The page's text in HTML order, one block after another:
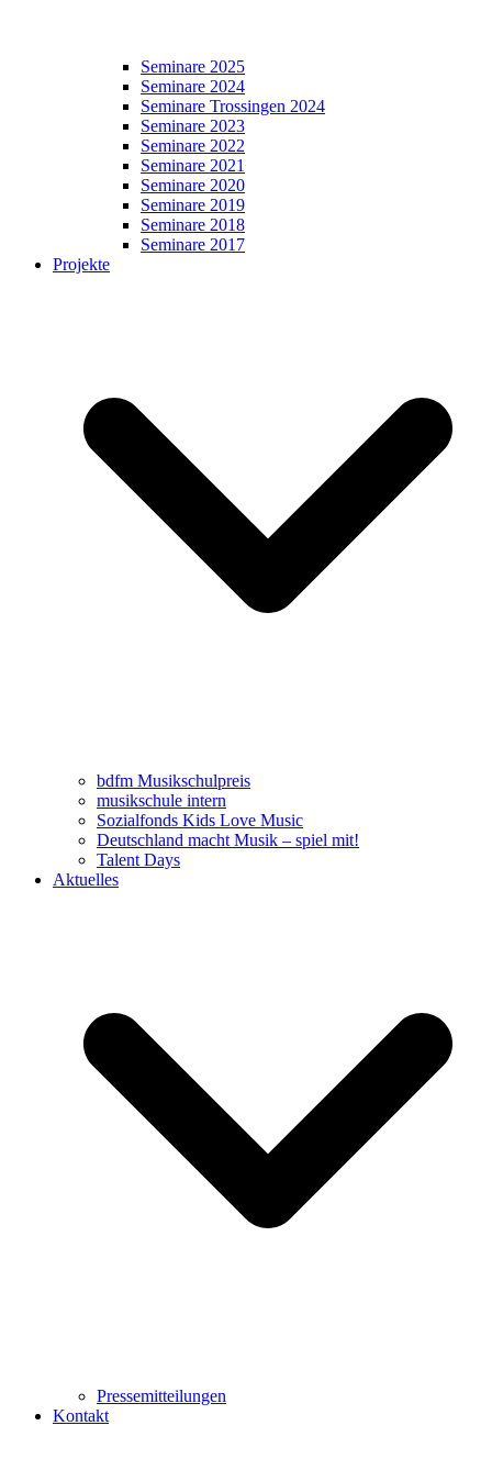
Seminare 2025
Seminare 2024
Seminare Trossingen 2024
Seminare 2023
Seminare 2022
Seminare 2021
Seminare 2020
Seminare 2019
Seminare 2018
Seminare 2017
Projekte
bdfm Musikschulpreis
musikschule intern
Sozialfonds Kids Love Music
Deutschland macht Musik – spiel mit!
Talent Days
Aktuelles
Pressemitteilungen
Kontakt